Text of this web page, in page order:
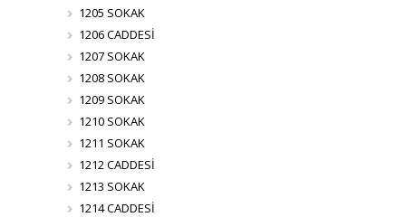
1205 SOKAK
1206 CADDESİ
1207 SOKAK
1208 SOKAK
1209 SOKAK
1210 SOKAK
1211 SOKAK
1212 CADDESİ
1213 SOKAK
1214 CADDESİ